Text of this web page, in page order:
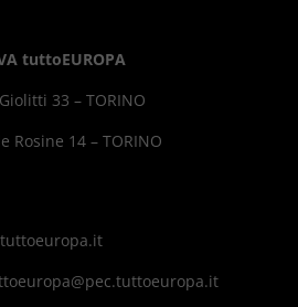
tuttoEUROPA
33 – TORINO
Rosine 14 – TORINO